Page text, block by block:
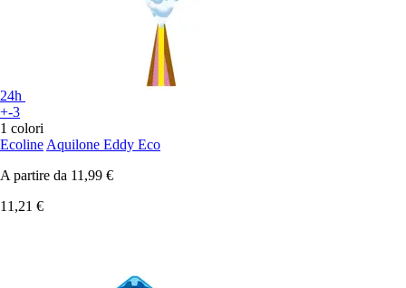
24h
+-3
1 colori
Ecoline Aquilone Eddy Eco
A partire da 11,99 €
11,21 €